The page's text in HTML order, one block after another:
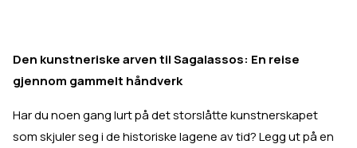
Den kunstneriske arven til Sagalassos: En reise
gjennom gammelt håndverk
Har du noen gang lurt på det storslåtte kunstnerskapet
som skjuler seg i de historiske lagene av tid? Legg ut på en